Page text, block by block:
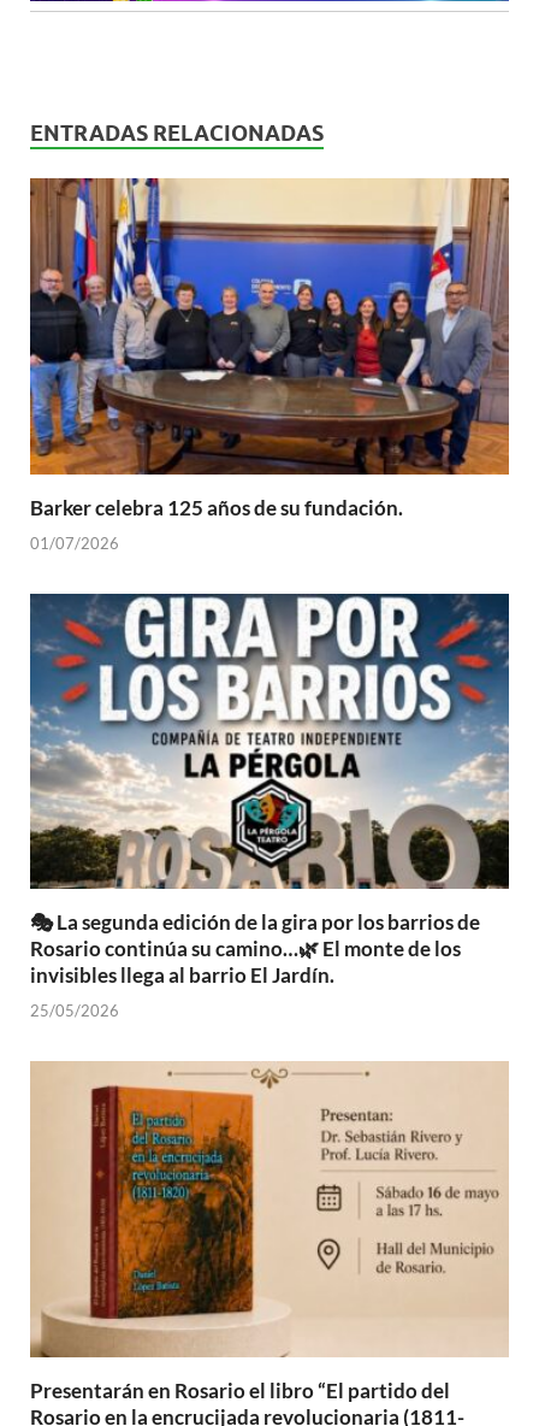
ENTRADAS RELACIONADAS
Barker celebra 125 años de su fundación.
01/07/2026
🎭 La segunda edición de la gira por los barrios de
Rosario continúa su camino…🌿 El monte de los
invisibles llega al barrio El Jardín.
25/05/2026
Presentarán en Rosario el libro “El partido del
Rosario en la encrucijada revolucionaria (1811-